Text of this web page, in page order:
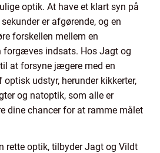
optik. At have et klart syn på
er afgørende, og en
forskellen mellem en
forgæves indsats. Hos Jagt og
at forsyne jægere med en
udstyr, herunder kikkerter,
og natoptik, som alle er
dine chancer for at ramme målet
rette optik, tilbyder Jagt og Vildt